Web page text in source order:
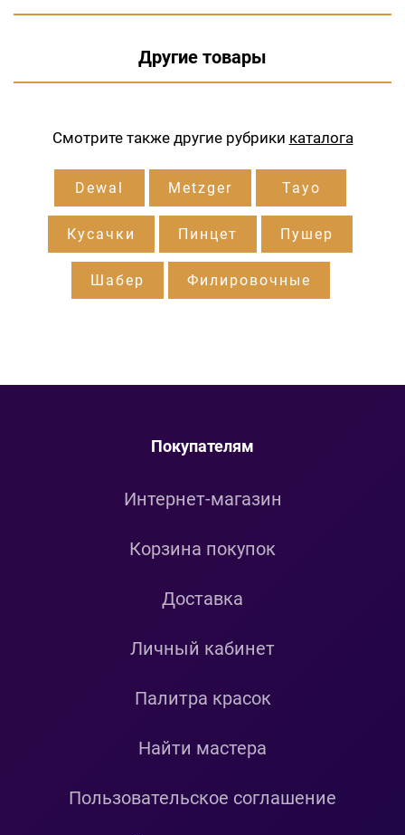
Другие товары
Смотрите также другие рубрики каталога
Dewal Metzger Tayo
Кусачки Пинцет Пушер
Шабер Филировочные
Покупателям
Интернет-магазин
Корзина покупок
Доставка
Личный кабинет
Палитра красок
Найти мастера
Пользовательское соглашение